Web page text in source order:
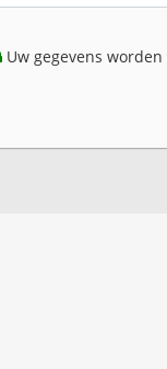
Uw gegevens